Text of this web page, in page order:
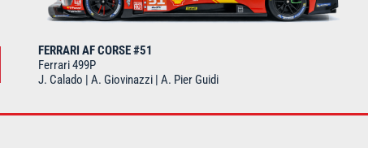
FERRARI AF CORSE #51
Ferrari 499P
J. Calado | A. Giovinazzi | A. Pier Guidi